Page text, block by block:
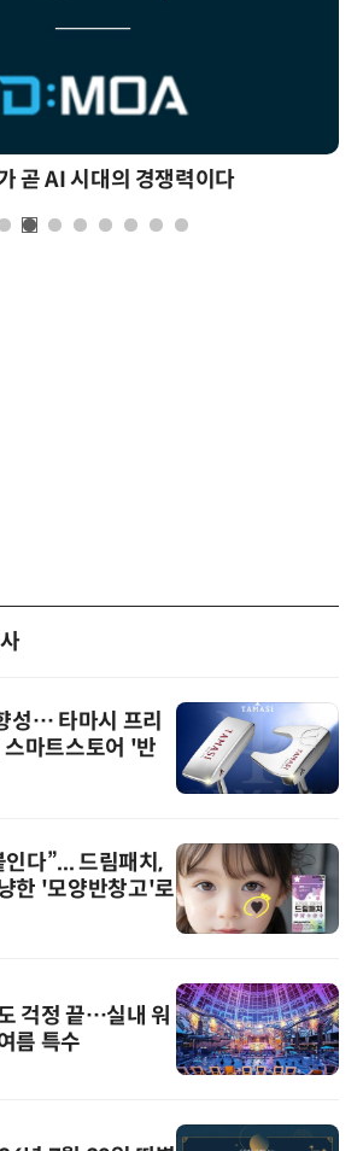
곧 AI 시대의 경쟁력이다
성… 타마시 프리
스마트스토어 '반
다”... 드림패치,
한 '모양반창고'로
걱정 끝…실내 워
름 특수